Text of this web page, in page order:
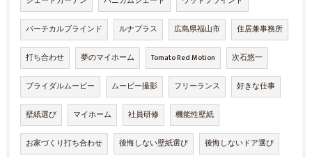
バーチカルブラインド ルナプラス 広島県福山市 住居兼事務所
打ち合わせ 夢のマイホーム Tomato Red Motion 次石悠一
ブライダルムービー ムービー撮影 フリーランス 好きな仕事
壁紙選び マイホーム 社員研修 機能性壁紙
お家づくり打ち合わせ 後悔しない壁紙選び 後悔しないドア選び